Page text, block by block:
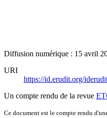
Diffusion numérique : 15 avril
URI
https://id.erudit.org/
Un compte rendu de la revue
Ce document est le compte rendu